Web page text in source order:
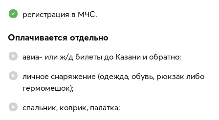
регистрация в МЧС.
Оплачивается отдельно
авиа- или ж/д билеты до Казани и обратно;
личное снаряжение (одежда, обувь, рюкзак либо
гермомешок);
спальник, коврик, палатка;